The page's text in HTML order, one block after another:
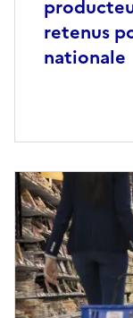
retenus
nationale